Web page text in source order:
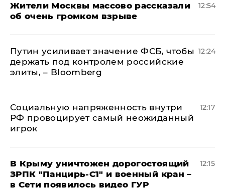
Жители Москвы массово рассказали
об очень громком взрыве
12:54
Путин усиливает значение ФСБ, чтобы
держать под контролем российские
элиты, – Bloomberg
12:24
Социальную напряженность внутри
РФ провоцирует самый неожиданный
игрок
12:17
В Крыму уничтожен дорогостоящий
ЗРПК "Панцирь-С1" и военный кран –
в Сети появилось видео ГУР
12:15